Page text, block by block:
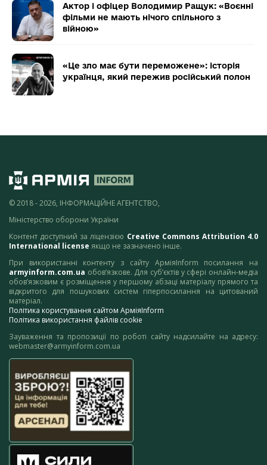
Актор і офіцер Володимир Ращук: «Воєнні
фільми не мають нічого спільного з
війною»
«Це зло має бути переможене»: історія
українця, який пережив російський полон
© 2018 - 2026, ІНФОРМАЦІЙНЕ АГЕНТСТВО,
Міністерство оборони України
Контент доступний за ліцензією Creative Commons Attribution 4.0
International license якщо не зазначено інше.
При використанні контенту з сайту АрміяInform посилання на
armyinform.com.ua обов’язкове. Для суб’єктів у сфері онлайн-медіа
обов’язковим є розміщення у першому абзаці матеріалу прямого та
відкритого для пошукових систем гіперпосилання на цитований
матеріал.
Політика користування сайтом АрміяInform
Політика використання файлів cookie
Зауваження та пропозиції по роботі сайту надсилайте на адресу:
webmaster@armyinform.com.ua